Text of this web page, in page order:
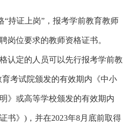
“持证上岗”，报考学前教育教师
岗位要求的教师资格证书。
认定的人员可以先行报考学前教
考试院颁发的有效期内《中小
》或高等学校颁发的有效期内
书》)，并在2023年8月底前取得